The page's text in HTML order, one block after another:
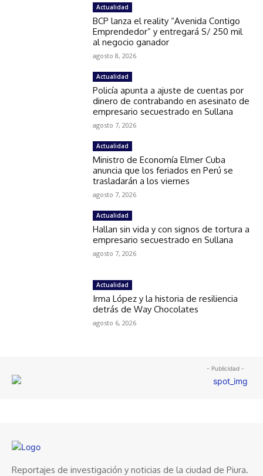
Actualidad
BCP lanza el reality “Avenida Contigo
Emprendedor” y entregará S/ 250 mil
al negocio ganador
agosto 8, 2026
Actualidad
Policía apunta a ajuste de cuentas por
dinero de contrabando en asesinato de
empresario secuestrado en Sullana
agosto 7, 2026
Actualidad
Ministro de Economía Elmer Cuba
anuncia que los feriados en Perú se
trasladarán a los viernes
agosto 7, 2026
Actualidad
Hallan sin vida y con signos de tortura a
empresario secuestrado en Sullana
agosto 7, 2026
Actualidad
Irma López y la historia de resiliencia
detrás de Way Chocolates
agosto 6, 2026
- Publicidad -
Reportajes de investigación y noticias de la ciudad de Piura.